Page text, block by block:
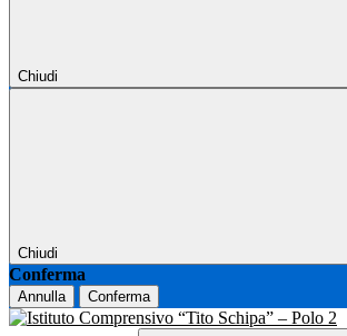
Chiudi
Chiudi
Conferma
Annulla Conferma